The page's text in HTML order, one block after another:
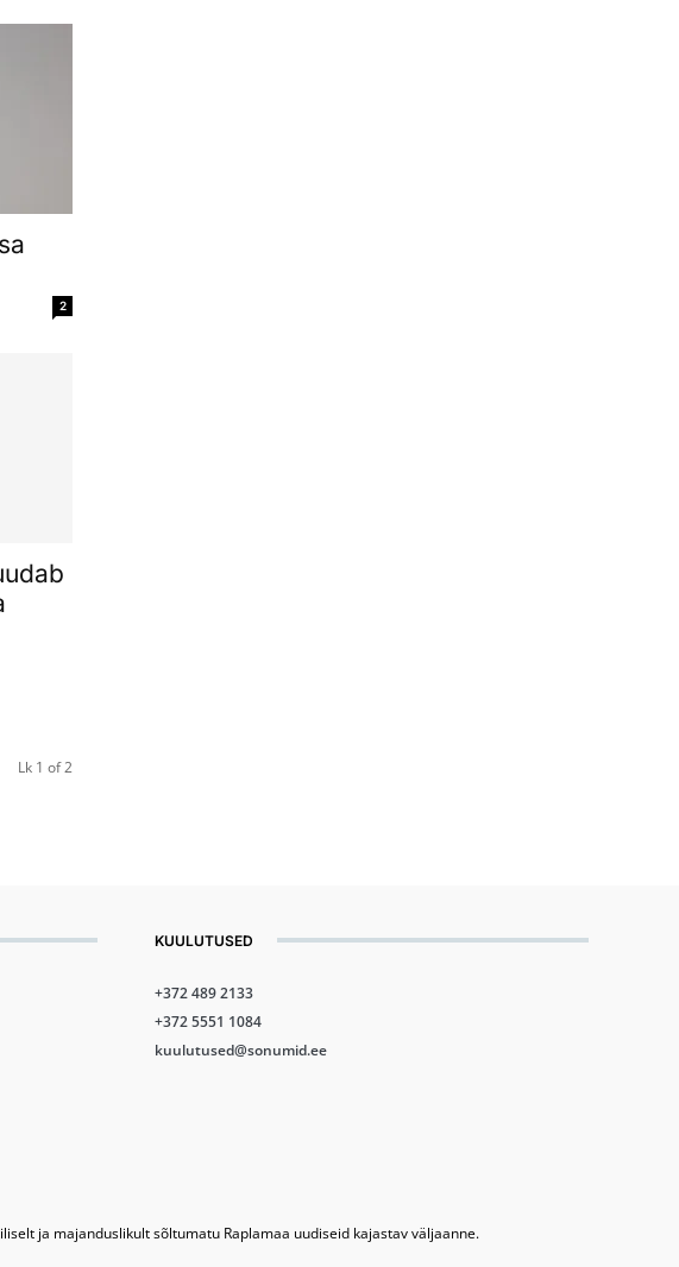
2
Lk 1 of 2
KUULUTUSED
+372 489 2133
+372 5551 1084
kuulutused@sonumid.ee
ja majanduslikult sõltumatu Raplamaa uudiseid kajastav väljaanne.